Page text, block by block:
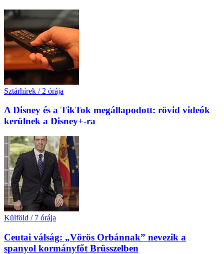
Sztárhírek / 2 órája
A Disney és a TikTok megállapodott: rövid videók
kerülnek a Disney+-ra
Külföld / 7 órája
Ceutai válság: „Vörös Orbánnak” nevezik a
spanyol kormányfőt Brüsszelben